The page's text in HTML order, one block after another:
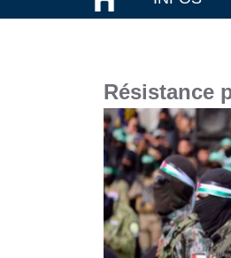
Résistance